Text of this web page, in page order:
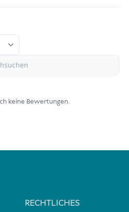
keine Bewertungen.
RECHTLICHES